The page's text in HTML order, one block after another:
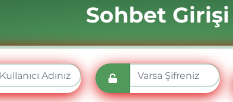
Sohbet Girişi